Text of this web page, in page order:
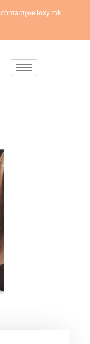
contact@elloxy.mk